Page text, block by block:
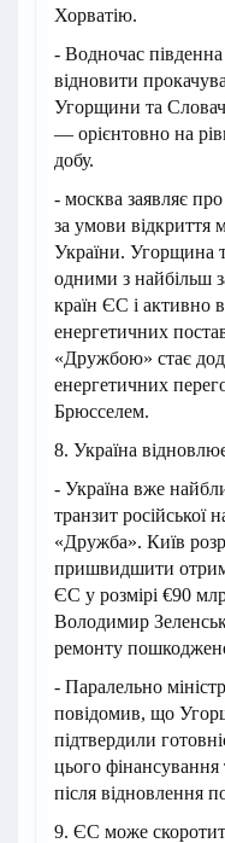
Хорватію.
- Водночас
відновити
Угорщини та
— орієнтовно на
добу.
- москва заявляє
за умови відкриття
України. Угорщина
одними з найбільш
країн ЄС і активно
енергетичних
«Дружбою» стає
енергетичних
Брюсселем.
8. Україна
- Україна вже
транзит російської
«Дружба». Київ
пришвидшити
ЄС у розмірі €90
Володимир
ремонту
- Паралельно
повідомив, що
підтвердили
цього фінансування
після відновлення
9. ЄС може